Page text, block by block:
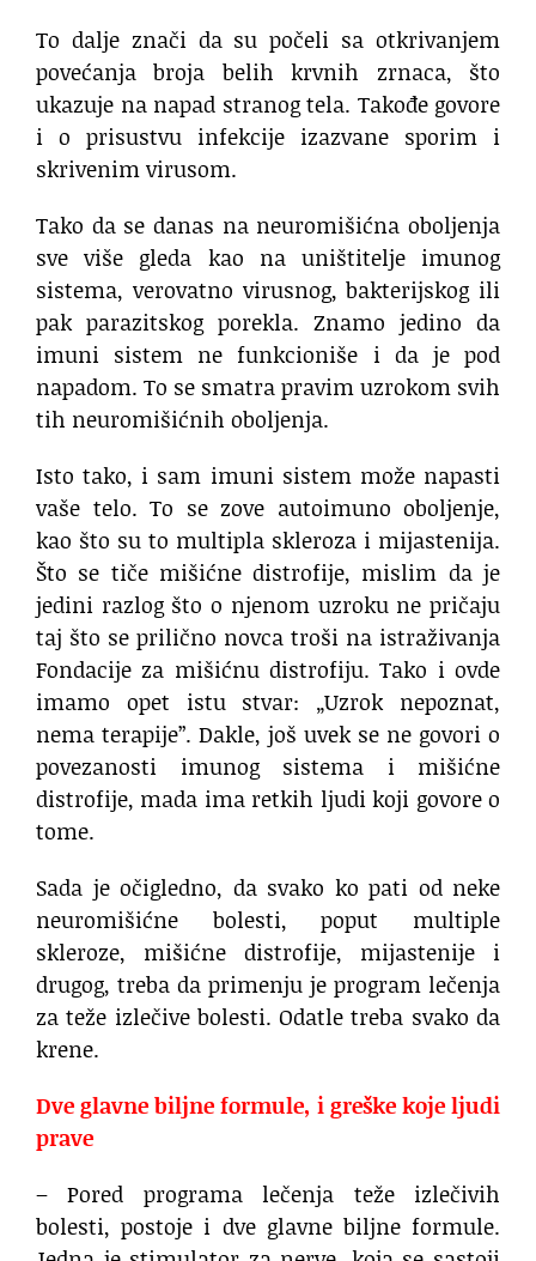
To dalje znači da su počeli sa otkrivanjem
povećanja broja belih krvnih zrnaca, što
ukazuje na napad stranog tela. Takođe govore
i o prisustvu infekcije izazvane sporim i
skrivenim virusom.
Tako da se danas na neuromišićna oboljenja
sve više gleda kao na uništitelje imunog
sistema, verovatno virusnog, bakterijskog ili
pak parazitskog porekla. Znamo jedino da
imuni sistem ne funkcioniše i da je pod
napadom. To se smatra pravim uzrokom svih
tih neuromišićnih oboljenja.
Isto tako, i sam imuni sistem može napasti
vaše telo. To se zove autoimuno oboljenje,
kao što su to multipla skleroza i mijastenija.
Što se tiče mišićne distrofije, mislim da je
jedini razlog što o njenom uzroku ne pričaju
taj što se prilično novca troši na istraživanja
Fondacije za mišićnu distrofiju. Tako i ovde
imamo opet istu stvar: „Uzrok nepoznat,
nema terapije”. Dakle, još uvek se ne govori o
povezanosti imunog sistema i mišićne
distrofije, mada ima retkih ljudi koji govore o
tome.
Sada je očigledno, da svako ko pati od neke
neuromišićne bolesti, poput multiple
skleroze, mišićne distrofije, mijastenije i
drugog, treba da primenju je program lečenja
za teže izlečive bolesti. Odatle treba svako da
krene.
Dve glavne biljne formule, i greške koje ljudi
prave
– Pored programa lečenja teže izlečivih
bolesti, postoje i dve glavne biljne formule.